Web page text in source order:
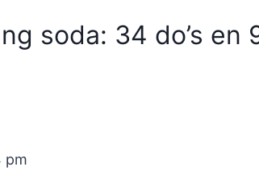
soda: 34 do’s en
pm